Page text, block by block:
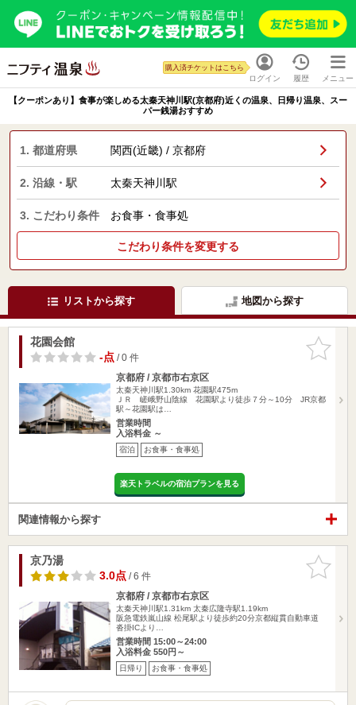
ログイン
購入済チケットはこちら
履歴 メニュー
【クーポンあり】食事が楽しめる太秦天神川駅(京都府)近くの温泉、日帰り温泉、スー
パー銭湯おすすめ
1. 都道府県 関西(近畿) / 京都府
2. 沿線・駅 太秦天神川駅
3. こだわり条件 お食事・食事処
こだわり条件を変更する
リストから探す 地図から探す
お気に入
りに追加
花園会館
-点/ 0 件
京都府 / 京都市右京区
太秦天神川駅1.30km 花園駅475m
ＪＲ 嵯峨野山陰線 花園駅より徒歩７分～10分 JR京都
駅～花園駅は…
営業時間
入浴料金 ～
宿泊 お食事・食事処
楽天トラベルの宿泊プランを見る
関連情報から探す
お気に入
りに追加
京乃湯
3.0点/ 6 件
京都府 / 京都市右京区
太秦天神川駅1.31km 太秦広隆寺駅1.19km
阪急電鉄嵐山線 松尾駅より徒歩約20分京都縦貫自動車道
沓掛ICより…
営業時間 15:00～24:00
入浴料金 550円～
日帰り お食事・食事処